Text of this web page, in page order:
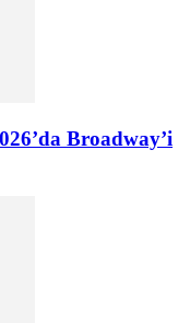
Broadway’i